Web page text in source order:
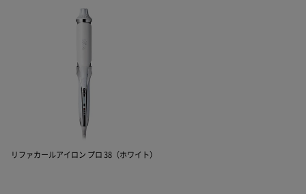
リファカールアイロン プロ 38（ホワイト）